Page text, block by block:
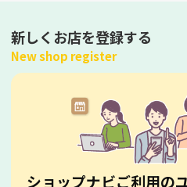
新しくお店を登録する
New shop register
ショップナビご利用の